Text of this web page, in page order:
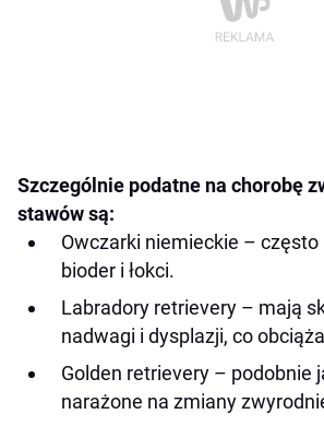
Szczególnie podatne na chorobę
stawów są:
Owczarki niemieckie –
bioder i łokci.
Labradory retrievery – mają
nadwagi i dysplazji, co
Golden retrievery – podobnie
narażone na zmiany